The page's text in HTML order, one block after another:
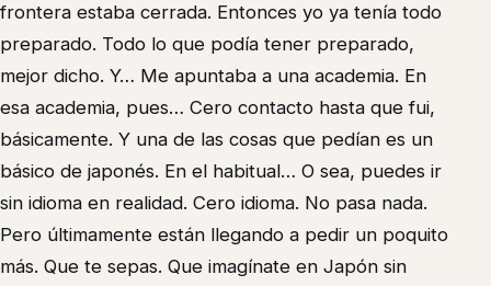
frontera estaba cerrada. Entonces yo ya tenía todo
preparado. Todo lo que podía tener preparado,
mejor dicho. Y… Me apuntaba a una academia. En
esa academia, pues… Cero contacto hasta que fui,
básicamente. Y una de las cosas que pedían es un
básico de japonés. En el habitual… O sea, puedes ir
sin idioma en realidad. Cero idioma. No pasa nada.
Pero últimamente están llegando a pedir un poquito
más. Que te sepas. Que imagínate en Japón sin